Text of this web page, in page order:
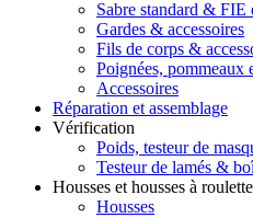
Sabre standard & FIE
Gardes & accessoires
Fils de corps &
Poignées, pommeaux
Accessoires
Réparation et assemblage
Vérification
Poids, testeur de
Testeur de lamés &
Housses et housses à
Housses